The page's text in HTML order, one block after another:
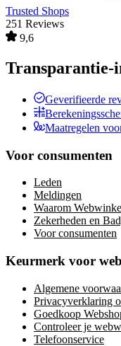
Trusted Shops
251 Reviews
9,6
Transparantie-
Geverifieerde
Maatregelen
Voor consumenten
Leden
Meldingen
Waarom
Zekerheden en
Voor consumenten
Keurmerk voor
Algemene
Privacyverklaring
Goedkoop
Controleer je
Telefoonservice